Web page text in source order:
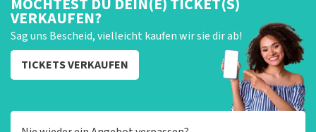
VERKAUFEN?
Sag uns Bescheid, vielleicht kaufen wir sie dir ab!
TICKETS VERKAUFEN